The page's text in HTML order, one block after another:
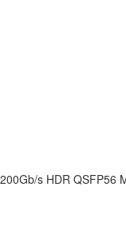
200Gb/s HDR QSFP56